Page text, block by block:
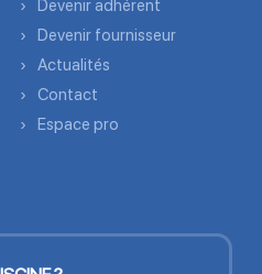
Devenir adhérent
Devenir fournisseur
Actualités
Contact
Espace pro